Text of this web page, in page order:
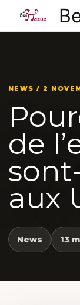
contenu
NEWS / 2
de
aux
News 13